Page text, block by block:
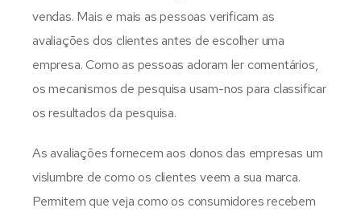
vendas. Mais e mais as pessoas verificam as
avaliações dos clientes antes de escolher uma
empresa. Como as pessoas adoram ler comentários,
os mecanismos de pesquisa usam-nos para classificar
os resultados da pesquisa.
As avaliações fornecem aos donos das empresas um
vislumbre de como os clientes veem a sua marca.
Permitem que veja como os consumidores recebem